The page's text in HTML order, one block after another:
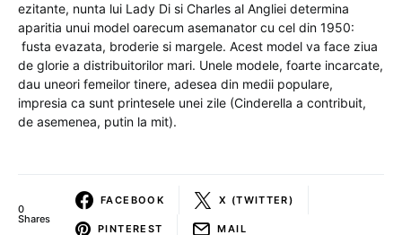
ezitante, nunta lui Lady Di si Charles al Angliei determina
aparitia unui model oarecum asemanator cu cel din 1950:
fusta evazata, broderie si margele. Acest model va face ziua
de glorie a distribuitorilor mari. Unele modele, foarte incarcate,
dau uneori femeilor tinere, adesea din medii populare,
impresia ca sunt printesele unei zile (Cinderella a contribuit,
de asemenea, putin la mit).
0
Shares
FACEBOOK X (TWITTER)
PINTEREST MAIL